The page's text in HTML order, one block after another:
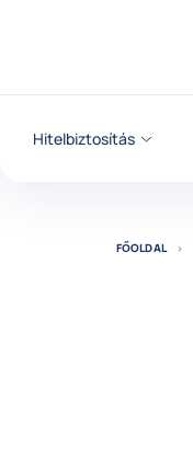
Hitelbiztosítás
FŐOLDAL